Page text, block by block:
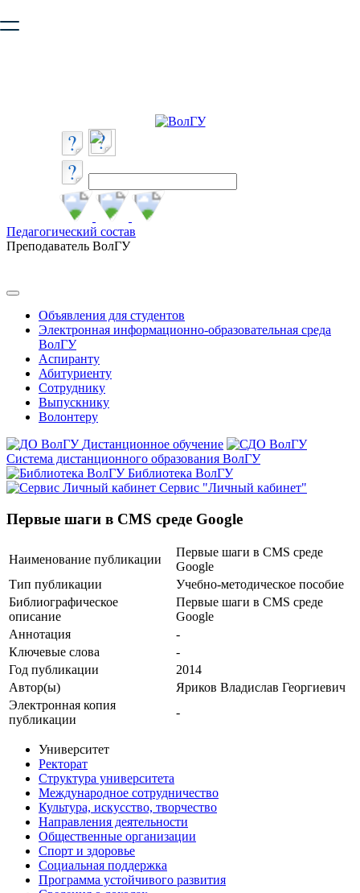
безопасную работу с сайтом. Пожалуйста
Педагогический состав
Преподаватель ВолГУ
Объявления для студентов
Электронная информационно-образовательная среда
ВолГУ
Аспиранту
Абитуриенту
Сотруднику
Выпускнику
Волонтеру
Дистанционное обучение
Система дистанционного образования ВолГУ
Библиотека ВолГУ
Сервис "Личный кабинет"
Первые шаги в CMS среде Google
Наименование публикации
Первые шаги в CMS среде
Google
Тип публикации
Учебно-методическое пособие
Библиографическое
описание
Первые шаги в CMS среде
Google
Аннотация
-
Ключевые cлова
-
Год публикации
2014
Автор(ы)
Яриков Владислав Георгиевич
Электронная копия
публикации
-
Университет
Ректорат
Структура университета
Международное сотрудничество
Культура, искусство, творчество
Направления деятельности
Общественные организации
Спорт и здоровье
Социальная поддержка
Программа устойчивого развития